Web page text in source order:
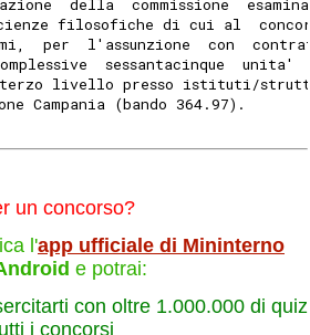
filosofiche di cui al
per  l'assunzione  con
sessantacinque  unita'
livello presso istituti/
Campania (bando 364.97).
un concorso?
l'app ufficiale di Mininterno
e potrai:
con oltre 1.000.000 di quiz
i concorsi